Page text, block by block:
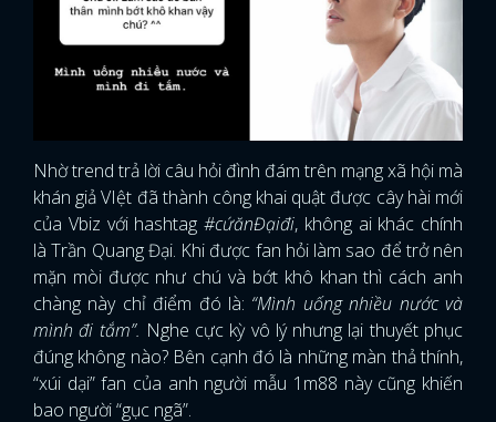
Nhờ trend trả lời câu hỏi đình đám trên mạng xã hội mà
khán giả VIệt đã thành công khai quật được cây hài mới
của Vbiz với hashtag #cứănĐạiđi, không ai khác chính
là Trần Quang Đại. Khi được fan hỏi làm sao để trở nên
mặn mòi được như chú và bớt khô khan thì cách anh
chàng này chỉ điểm đó là: “Mình uống nhiều nước và
mình đi tắm”. Nghe cực kỳ vô lý nhưng lại thuyết phục
đúng không nào? Bên cạnh đó là những màn thả thính,
“xúi dại” fan của anh người mẫu 1m88 này cũng khiến
bao người “gục ngã”.